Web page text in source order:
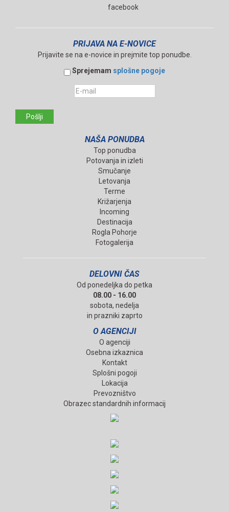
facebook
PRIJAVA NA E-NOVICE
Prijavite se na e-novice in prejmite top ponudbe.
Sprejemam splošne pogoje
Pošlji
NAŠA PONUDBA
Top ponudba
Potovanja in izleti
Smučanje
Letovanja
Terme
Križarjenja
Incoming
Destinacija
Rogla Pohorje
Fotogalerija
DELOVNI ČAS
Od ponedeljka do petka
08.00 - 16.00
sobota, nedelja
in prazniki zaprto
O AGENCIJI
O agenciji
Osebna izkaznica
Kontakt
Splošni pogoji
Lokacija
Prevozništvo
Obrazec standardnih informacij